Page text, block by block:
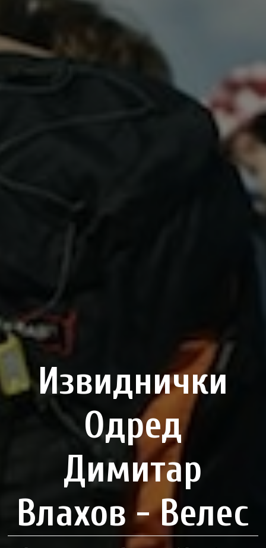
Извиднички
Одред
Димитар
Влахов - Велес